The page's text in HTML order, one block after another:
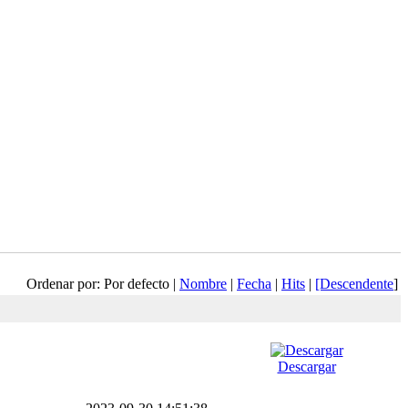
Ordenar por: Por defecto | Nombre | Fecha | Hits | [Descendente]
Descargar